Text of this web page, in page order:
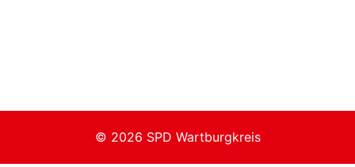
© 2026 SPD Wartburgkreis